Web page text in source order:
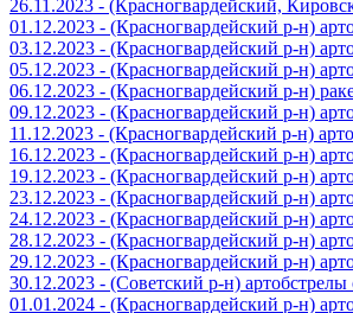
26.11.2023 - (Красногвардейский,
01.12.2023 - (Красногвардейский р-н)
03.12.2023 - (Красногвардейский р-н)
05.12.2023 - (Красногвардейский р-н)
06.12.2023 - (Красногвардейский р-н)
09.12.2023 - (Красногвардейский р-н)
11.12.2023 - (Красногвардейский р-н)
16.12.2023 - (Красногвардейский р-н)
19.12.2023 - (Красногвардейский р-н)
23.12.2023 - (Красногвардейский р-н)
24.12.2023 - (Красногвардейский р-н)
28.12.2023 - (Красногвардейский р-н)
29.12.2023 - (Красногвардейский р-н)
30.12.2023 - (Советский р-н)
01.01.2024 - (Красногвардейский р-н)